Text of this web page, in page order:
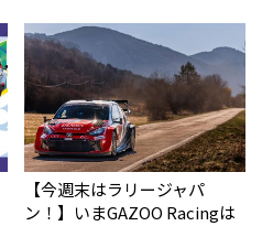
【今週末はラリージャパ
ン！】いまGAZOO Racingは